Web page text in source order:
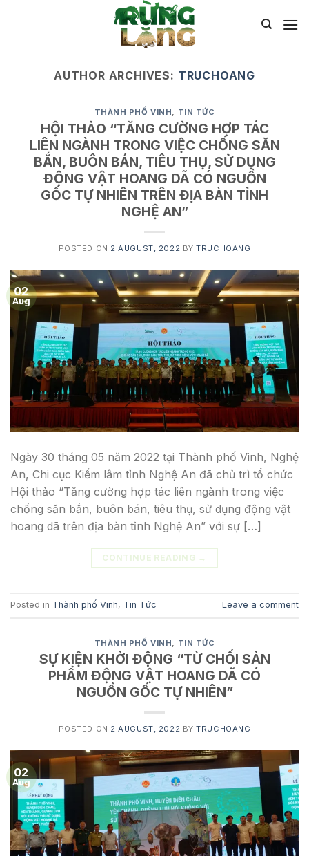
AUTHOR ARCHIVES: TRUCHOANG
THÀNH PHỐ VINH, TIN TỨC
HỘI THẢO “TĂNG CƯỜNG HỢP TÁC
LIÊN NGÀNH TRONG VIỆC CHỐNG SĂN
BẮN, BUÔN BÁN, TIÊU THỤ, SỬ DỤNG
ĐỘNG VẬT HOANG DÃ CÓ NGUỒN
GỐC TỰ NHIÊN TRÊN ĐỊA BÀN TỈNH
NGHỆ AN”
POSTED ON 2 AUGUST, 2022 BYTRUCHOANG
02
Aug
Ngày 30 tháng 05 năm 2022 tại Thành phố Vinh, Nghệ
An, Chi cục Kiểm lâm tỉnh Nghệ An đã chủ trì tổ chức
Hội thảo “Tăng cường hợp tác liên ngành trong việc
chống săn bắn, buôn bán, tiêu thụ, sử dụng động vật
hoang dã trên địa bàn tỉnh Nghệ An” với sự […]
CONTINUE READING →
Posted in Thành phố Vinh, Tin Tức Leave a comment
THÀNH PHỐ VINH TIN TỨC
SỰ KIỆN KHỞI ĐỘNG “TỪ CHỐI SẢN
PHẨM ĐỘNG VẬT HOANG DÃ CÓ
NGUỒN GỐC TỰ NHIÊN”
POSTED ON 2 AUGUST, 2022 BYTRUCHOANG
02
Aug